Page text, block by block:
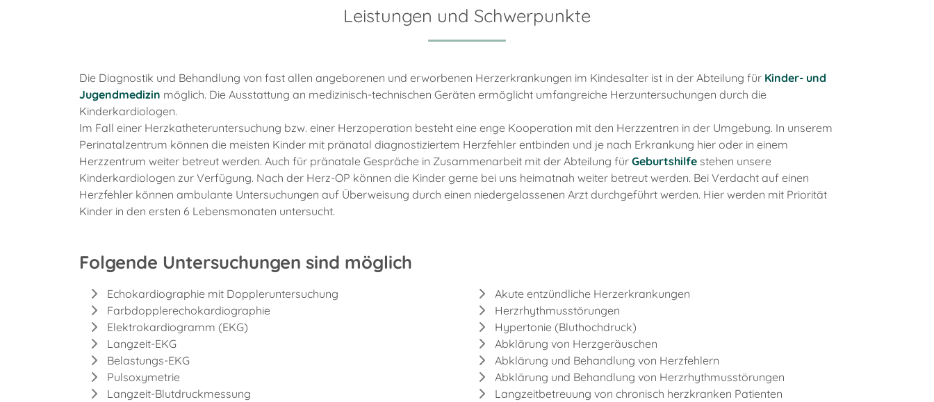
Leistungen und Schwerpunkte
Die Diagnostik und Behandlung von fast allen angeborenen und erworbenen Herzerkrankungen im Kindesalter ist in der Abteilung für Kinder- und
Jugendmedizin möglich. Die Ausstattung an medizinisch-technischen Geräten ermöglicht umfangreiche Herzuntersuchungen durch die
Kinderkardiologen.
Im Fall einer Herzkatheteruntersuchung bzw. einer Herzoperation besteht eine enge Kooperation mit den Herzzentren in der Umgebung. In unserem
Perinatalzentrum können die meisten Kinder mit pränatal diagnostiziertem Herzfehler entbinden und je nach Erkrankung hier oder in einem
Herzzentrum weiter betreut werden. Auch für pränatale Gespräche in Zusammenarbeit mit der Abteilung für Geburtshilfe stehen unsere
Kinderkardiologen zur Verfügung. Nach der Herz-OP können die Kinder gerne bei uns heimatnah weiter betreut werden. Bei Verdacht auf einen
Herzfehler können ambulante Untersuchungen auf Überweisung durch einen niedergelassenen Arzt durchgeführt werden. Hier werden mit Priorität
Kinder in den ersten 6 Lebensmonaten untersucht.
Folgende Untersuchungen sind möglich
Echokardiographie mit Doppleruntersuchung
Farbdopplerechokardiographie
Elektrokardiogramm (EKG)
Langzeit-EKG
Belastungs-EKG
Pulsoxymetrie
Langzeit-Blutdruckmessung
Akute entzündliche Herzerkrankungen
Herzrhythmusstörungen
Hypertonie (Bluthochdruck)
Abklärung von Herzgeräuschen
Abklärung und Behandlung von Herzfehlern
Abklärung und Behandlung von Herzrhythmusstörungen
Langzeitbetreuung von chronisch herzkranken Patienten